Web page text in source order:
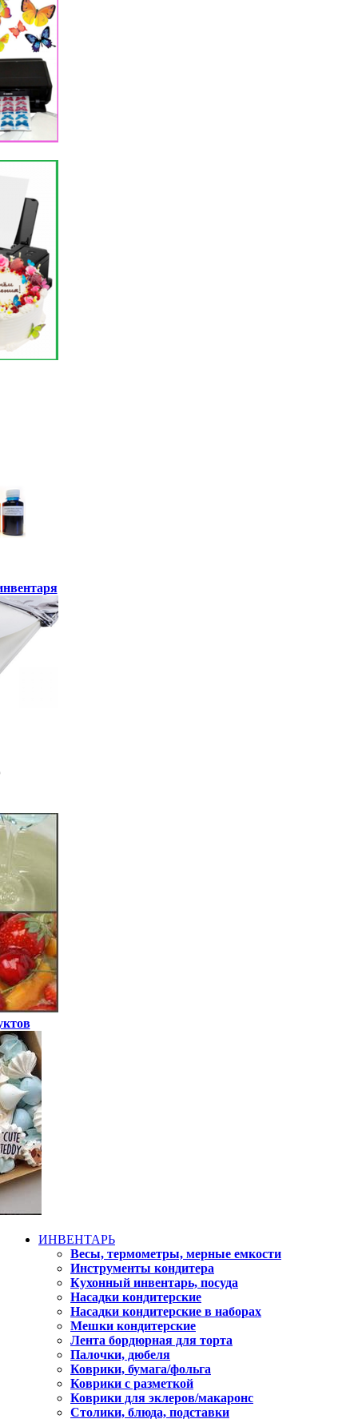
ИНВЕНТАРЬ
Весы, термометры, мерные емкости
Инструменты кондитера
Кухонный инвентарь, посуда
Насадки кондитерские
Насадки кондитерские в наборах
Мешки кондитерские
Лента бордюрная для торта
Палочки, дюбеля
Коврики, бумага/фольга
Коврики с разметкой
Коврики для эклеров/макаронс
Столики, блюда, подставки